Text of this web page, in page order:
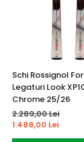
Schi Rossignol
Legaturi Look
Chrome 25/26
2.289,00 Lei
1.488,00 Lei